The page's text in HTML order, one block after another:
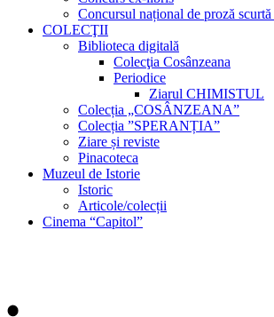
Concursul național de proză
COLECŢII
Biblioteca digitală
Colecţia Cosânzeana
Periodice
Ziarul CHIMISTUL
Colecția „COSÂNZEANA”
Colecția ”SPERANȚIA”
Ziare și reviste
Pinacoteca
Muzeul de Istorie
Istoric
Articole/colecții
Cinema “Capitol”